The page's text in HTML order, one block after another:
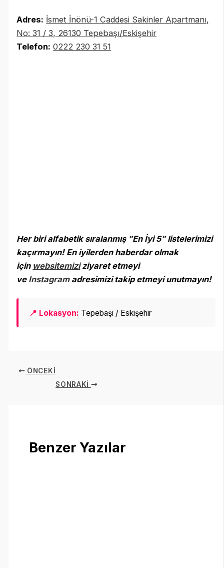
Adres: İsmet İnönü-1 Caddesi Sakinler Apartmanı,
No: 31 / 3, 26130 Tepebaşı/Eskişehir
Telefon: 0222 230 31 51
Her biri alfabetik sıralanmış ”En İyi 5” listelerimizi
kaçırmayın! En iyilerden haberdar olmak
için websitemiziziyaret etmeyi
ve Instagramadresimizi takip etmeyi unutmayın!
📍 Lokasyon: Tepebaşı / Eskişehir
ÖNCEKI
SONRAKI
Benzer Yazılar